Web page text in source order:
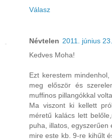
Válasz
Névtelen 2011. június
Kedves Moha!
Ezt kerestem
meg először és
muffinos pillangókkal
Ma viszont ki kellett
méretű kalács lett
puha, illatos, egyszerűen
mire este kb. 9-re kihűlt